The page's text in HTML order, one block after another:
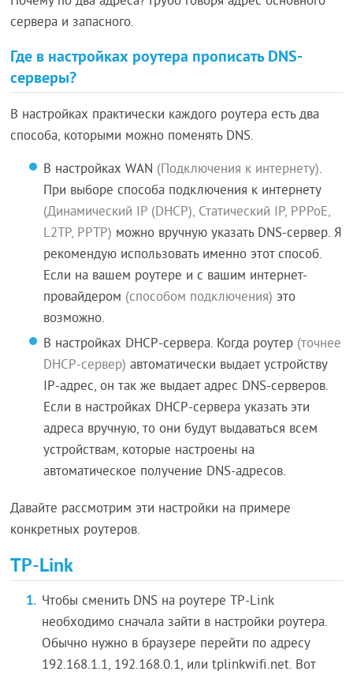
сервера и запасного.
Где в настройках роутера прописать DNS-
серверы?
В настройках практически каждого роутера есть два
способа, которыми можно поменять DNS.
В настройках WAN (Подключения к интернету).
При выборе способа подключения к интернету
(Динамический IP (DHCP), Статический IP, PPPoE,
L2TP, PPTP) можно вручную указать DNS-сервер. Я
рекомендую использовать именно этот способ.
Если на вашем роутере и с вашим интернет-
провайдером (способом подключения) это
возможно.
В настройках DHCP-сервера. Когда роутер (точнее
DHCP-сервер) автоматически выдает устройству
IP-адрес, он так же выдает адрес DNS-серверов.
Если в настройках DHCP-сервера указать эти
адреса вручную, то они будут выдаваться всем
устройствам, которые настроены на
автоматическое получение DNS-адресов.
Давайте рассмотрим эти настройки на примере
конкретных роутеров.
TP-Link
Чтобы сменить DNS на роутере TP-Link
необходимо сначала зайти в настройки роутера.
Обычно нужно в браузере перейти по адресу
192.168.1.1, 192.168.0.1, или tplinkwifi.net. Вот